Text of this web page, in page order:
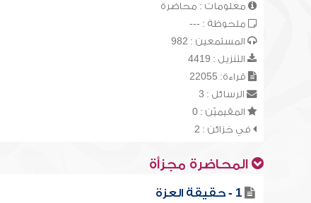
معلومات : محاضرة
ملحوظة : ---
المستمعين : 982
التنزيل : 4419
قراءة: 22055
الرسائل : 3
المقيميّن : 0
في خزائن : 2
المحاضرة مجزأة
1 - حقيقة العزة